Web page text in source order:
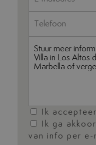
Ik
Ik ga
van info per e-